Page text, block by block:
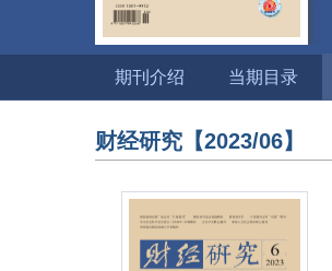
期刊介绍 当期目录
财经研究 【2023/06】